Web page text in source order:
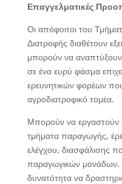
Επαγγελματικές
Οι απόφοιτοι του
Διατροφής διαθέτουν
μπορούν να αναπτύξουν
σε ένα ευρύ φάσμα
ερευνητικών φορέων
αγροδιατροφικό τομέα.
Μπορούν να εργαστούν
τμήματα παραγωγής,
ελέγχου, διασφάλισης
παραγωγικών μονάδων.
δυνατότητα να